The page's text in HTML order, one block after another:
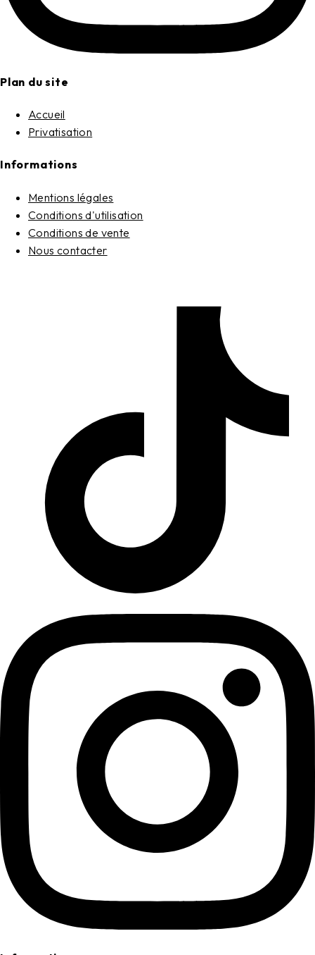
Plan du site
Accueil
Privatisation
Informations
Mentions légales
Conditions d'utilisation
Conditions de vente
Nous contacter